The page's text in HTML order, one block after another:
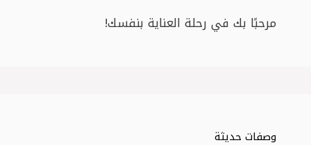
مرحبًا بك في رحلة العناية بنفسك!
وصفات حديثة